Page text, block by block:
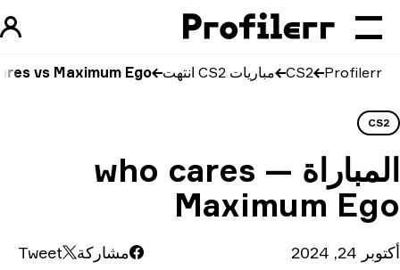
Profilerr
CS2 مباريات CS2 انتهت cares vs Maximum Ego
who cares —
Maximum
2024 مشاركة Tweet